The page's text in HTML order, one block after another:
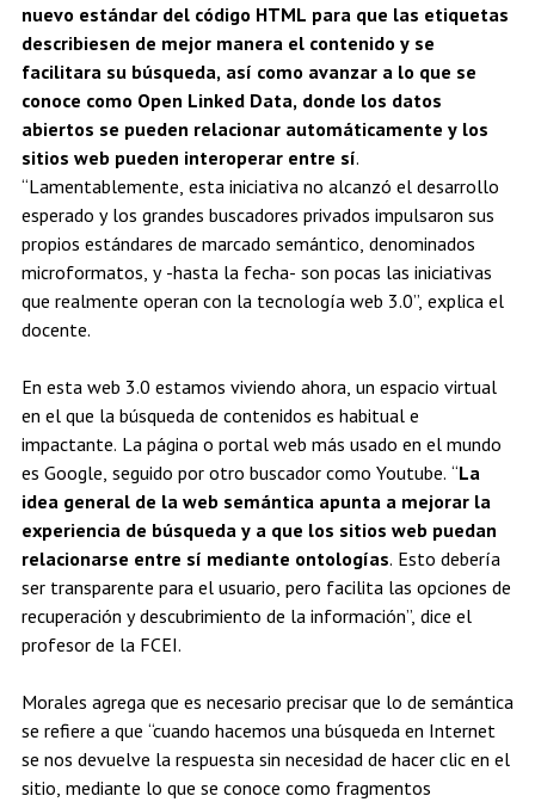
nuevo estándar del código HTML para que las etiquetas
describiesen de mejor manera el contenido y se
facilitara su búsqueda, así como avanzar a lo que se
conoce como Open Linked Data, donde los datos
abiertos se pueden relacionar automáticamente y los
sitios web pueden interoperar entre sí.
“Lamentablemente, esta iniciativa no alcanzó el desarrollo
esperado y los grandes buscadores privados impulsaron sus
propios estándares de marcado semántico, denominados
microformatos, y -hasta la fecha- son pocas las iniciativas
que realmente operan con la tecnología web 3.0”, explica el
docente.
En esta web 3.0 estamos viviendo ahora, un espacio virtual
en el que la búsqueda de contenidos es habitual e
impactante. La página o portal web más usado en el mundo
es Google, seguido por otro buscador como Youtube. “La
idea general de la web semántica apunta a mejorar la
experiencia de búsqueda y a que los sitios web puedan
relacionarse entre sí mediante ontologías. Esto debería
ser transparente para el usuario, pero facilita las opciones de
recuperación y descubrimiento de la información”, dice el
profesor de la FCEI.
Morales agrega que es necesario precisar que lo de semántica
se refiere a que “cuando hacemos una búsqueda en Internet
se nos devuelve la respuesta sin necesidad de hacer clic en el
sitio, mediante lo que se conoce como fragmentos